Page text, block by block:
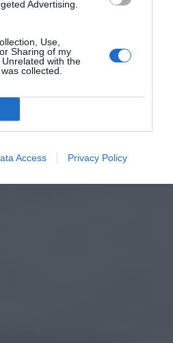
Advertising.
Use,
Sharing of my
with the
collected.
Access Privacy Policy